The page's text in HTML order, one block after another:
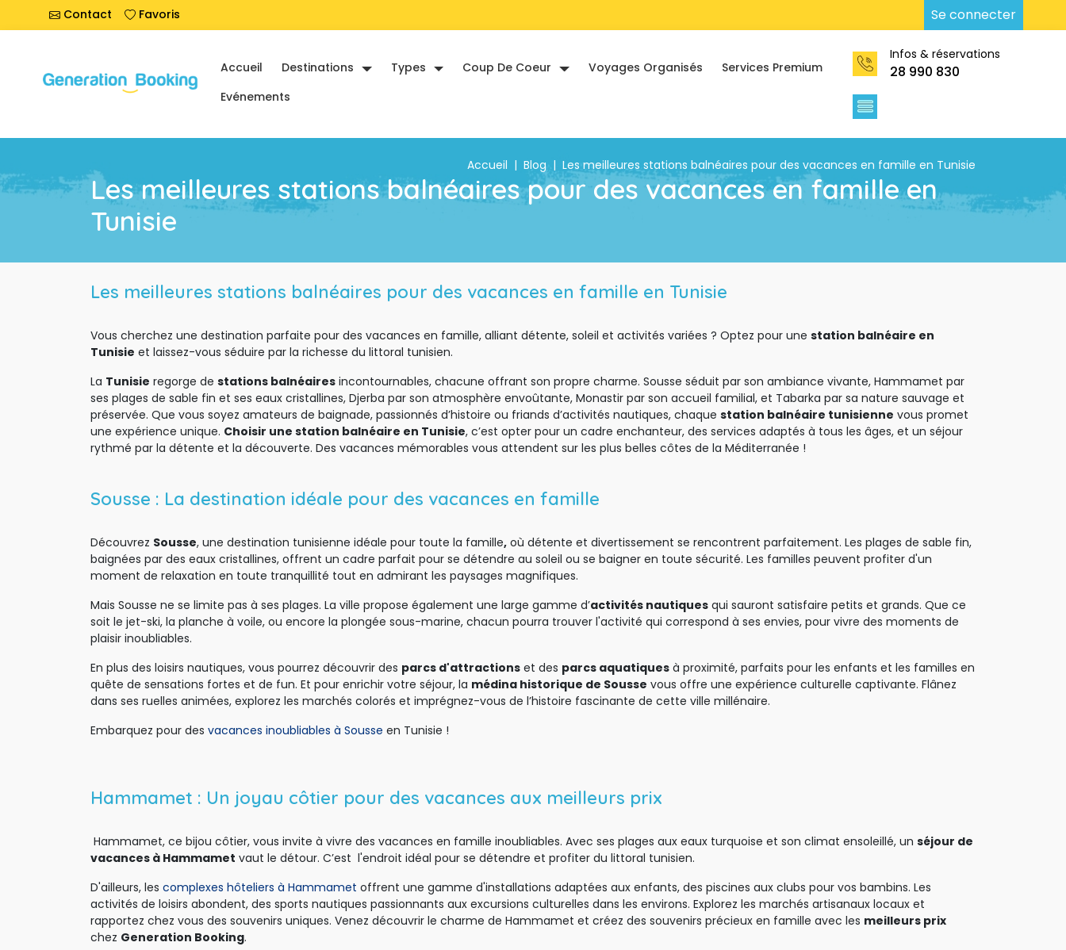
Contact Favoris Se connecter
Accueil Destinations Types Coup De Coeur Voyages Organisés
Services Premium
Evénements
Infos & réservations
28 990 830
Accueil | Blog | Les meilleures stations balnéaires pour des vacances en famille en Tunisie
Les meilleures stations balnéaires pour des vacances en famille en
Tunisie
Les meilleures stations balnéaires pour des vacances en famille en Tunisie
Vous cherchez une destination parfaite pour des vacances en famille, alliant détente, soleil et activités variées ? Optez pour une station balnéaire en
Tunisie et laissez-vous séduire par la richesse du littoral tunisien.
La Tunisie regorge de stations balnéaires incontournables, chacune offrant son propre charme. Sousse séduit par son ambiance vivante, Hammamet par
ses plages de sable fin et ses eaux cristallines, Djerba par son atmosphère envoûtante, Monastir par son accueil familial, et Tabarka par sa nature sauvage et
préservée. Que vous soyez amateurs de baignade, passionnés d’histoire ou friands d’activités nautiques, chaque station balnéaire tunisienne vous promet
une expérience unique. Choisir une station balnéaire en Tunisie, c’est opter pour un cadre enchanteur, des services adaptés à tous les âges, et un séjour
rythmé par la détente et la découverte. Des vacances mémorables vous attendent sur les plus belles côtes de la Méditerranée !
Sousse : La destination idéale pour des vacances en famille
Découvrez Sousse, une destination tunisienne idéale pour toute la famille, où détente et divertissement se rencontrent parfaitement. Les plages de sable fin,
baignées par des eaux cristallines, offrent un cadre parfait pour se détendre au soleil ou se baigner en toute sécurité. Les familles peuvent profiter d'un
moment de relaxation en toute tranquillité tout en admirant les paysages magnifiques.
Mais Sousse ne se limite pas à ses plages. La ville propose également une large gamme d’activités nautiques qui sauront satisfaire petits et grands. Que ce
soit le jet-ski, la planche à voile, ou encore la plongée sous-marine, chacun pourra trouver l'activité qui correspond à ses envies, pour vivre des moments de
plaisir inoubliables.
En plus des loisirs nautiques, vous pourrez découvrir des parcs d'attractions et des parcs aquatiques à proximité, parfaits pour les enfants et les familles en
quête de sensations fortes et de fun. Et pour enrichir votre séjour, la médina historique de Sousse vous offre une expérience culturelle captivante. Flânez
dans ses ruelles animées, explorez les marchés colorés et imprégnez-vous de l’histoire fascinante de cette ville millénaire.
Embarquez pour des vacances inoubliables à Sousse en Tunisie !
Hammamet : Un joyau côtier pour des vacances aux meilleurs prix
Hammamet, ce bijou côtier, vous invite à vivre des vacances en famille inoubliables. Avec ses plages aux eaux turquoise et son climat ensoleillé, un séjour de
vacances à Hammamet vaut le détour. C’est l'endroit idéal pour se détendre et profiter du littoral tunisien.
D'ailleurs, les complexes hôteliers à Hammamet offrent une gamme d'installations adaptées aux enfants, des piscines aux clubs pour vos bambins. Les
activités de loisirs abondent, des sports nautiques passionnants aux excursions culturelles dans les environs. Explorez les marchés artisanaux locaux et
rapportez chez vous des souvenirs uniques. Venez découvrir le charme de Hammamet et créez des souvenirs précieux en famille avec les meilleurs prix
chez Generation Booking.